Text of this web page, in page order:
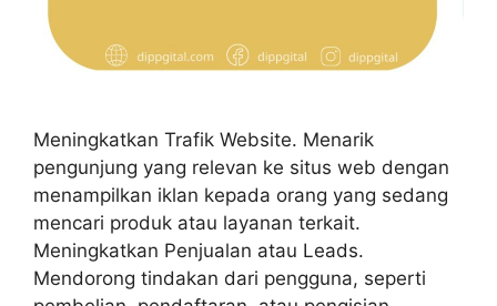
Meningkatkan Trafik Website. Menarik
pengunjung yang relevan ke situs web dengan
menampilkan iklan kepada orang yang sedang
mencari produk atau layanan terkait.
Meningkatkan Penjualan atau Leads.
Mendorong tindakan dari pengguna, seperti